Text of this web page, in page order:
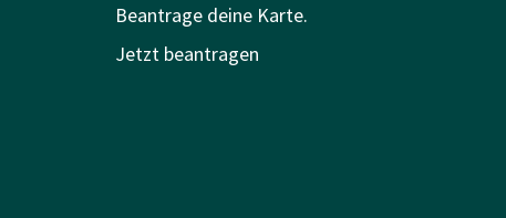
Beantrage deine Karte.
Jetzt beantragen